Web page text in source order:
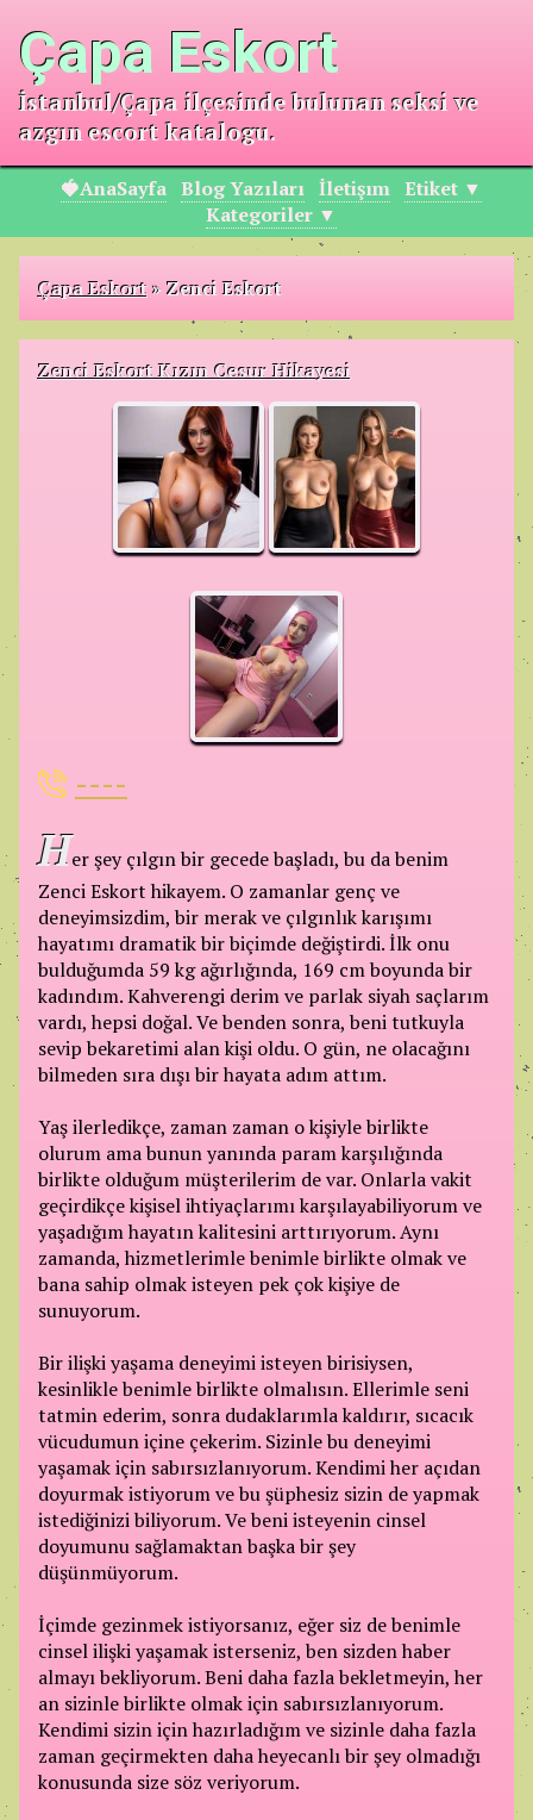
Çapa Eskort
İstanbul/Çapa ilçesinde bulunan seksi ve
azgın escort katalogu.
🍓AnaSayfa Blog Yazıları İletişım Etiket ▼
Kategoriler ▼
Çapa Eskort» Zenci Eskort
Zenci Eskort Kızın Cesur Hikayesi
----
Her şey çılgın bir gecede başladı, bu da benim
Zenci Eskort hikayem. O zamanlar genç ve
deneyimsizdim, bir merak ve çılgınlık karışımı
hayatımı dramatik bir biçimde değiştirdi. İlk onu
bulduğumda 59 kg ağırlığında, 169 cm boyunda bir
kadındım. Kahverengi derim ve parlak siyah saçlarım
vardı, hepsi doğal. Ve benden sonra, beni tutkuyla
sevip bekaretimi alan kişi oldu. O gün, ne olacağını
bilmeden sıra dışı bir hayata adım attım.
Yaş ilerledikçe, zaman zaman o kişiyle birlikte
olurum ama bunun yanında param karşılığında
birlikte olduğum müşterilerim de var. Onlarla vakit
geçirdikçe kişisel ihtiyaçlarımı karşılayabiliyorum ve
yaşadığım hayatın kalitesini arttırıyorum. Aynı
zamanda, hizmetlerimle benimle birlikte olmak ve
bana sahip olmak isteyen pek çok kişiye de
sunuyorum.
Bir ilişki yaşama deneyimi isteyen birisiysen,
kesinlikle benimle birlikte olmalısın. Ellerimle seni
tatmin ederim, sonra dudaklarımla kaldırır, sıcacık
vücudumun içine çekerim. Sizinle bu deneyimi
yaşamak için sabırsızlanıyorum. Kendimi her açıdan
doyurmak istiyorum ve bu şüphesiz sizin de yapmak
istediğinizi biliyorum. Ve beni isteyenin cinsel
doyumunu sağlamaktan başka bir şey
düşünmüyorum.
İçimde gezinmek istiyorsanız, eğer siz de benimle
cinsel ilişki yaşamak isterseniz, ben sizden haber
almayı bekliyorum. Beni daha fazla bekletmeyin, her
an sizinle birlikte olmak için sabırsızlanıyorum.
Kendimi sizin için hazırladığım ve sizinle daha fazla
zaman geçirmekten daha heyecanlı bir şey olmadığı
konusunda size söz veriyorum.